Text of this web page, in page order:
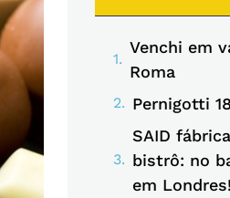
Venchi em
Roma
Pernigotti
SAID
bistrô: no
em